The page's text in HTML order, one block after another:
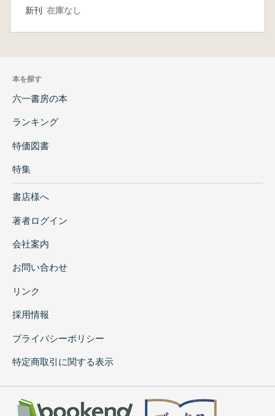
新刊 在庫なし
本を探す
六一書房の本
ランキング
特価図書
特集
書店様へ
著者ログイン
会社案内
お問い合わせ
リンク
採用情報
プライバシーポリシー
特定商取引に関する表示